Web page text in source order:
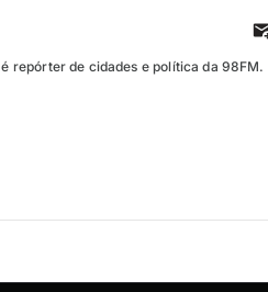
repórter de cidades e política da 98FM.